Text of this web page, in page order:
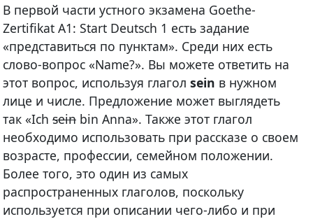
В первой части устного экзамена Goethe-
Zertifikat A1: Start Deutsch 1 есть задание
«представиться по пунктам». Среди них есть
слово-вопрос «Name?». Вы можете ответить на
этот вопрос, используя глагол sein в нужном
лице и числе. Предложение может выглядеть
так «Ich sein bin Anna». Также этот глагол
необходимо использовать при рассказе о своем
возрасте, профессии, семейном положении.
Более того, это один из самых
распространенных глаголов, поскольку
используется при описании чего-либо и при